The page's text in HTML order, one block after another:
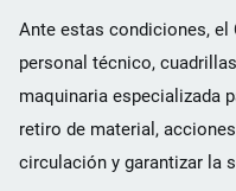
Ante estas condiciones, el
personal técnico,
maquinaria especializada
retiro de material,
circulación y garantizar la